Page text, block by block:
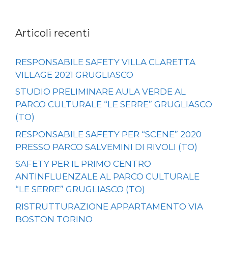
Articoli recenti
RESPONSABILE SAFETY VILLA CLARETTA
VILLAGE 2021 GRUGLIASCO
STUDIO PRELIMINARE AULA VERDE AL
PARCO CULTURALE “LE SERRE” GRUGLIASCO
(TO)
RESPONSABILE SAFETY PER “SCENE” 2020
PRESSO PARCO SALVEMINI DI RIVOLI (TO)
SAFETY PER IL PRIMO CENTRO
ANTINFLUENZALE AL PARCO CULTURALE
“LE SERRE” GRUGLIASCO (TO)
RISTRUTTURAZIONE APPARTAMENTO VIA
BOSTON TORINO